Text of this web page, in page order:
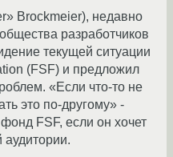
Brockmeier), недавно
разработчиков
текущей ситуации
(FSF) и предложил
«Если что-то не
это по-другому» -
FSF, если он хочет